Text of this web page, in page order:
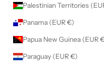
Palestinian Territories
Panama (EUR €)
Papua New Guinea (EUR
Paraguay (EUR €)